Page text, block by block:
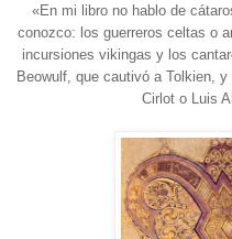
«En mi libro no hablo de
conozco: los guerreros celtas o
incursiones vikingas y los
Beowulf, que cautivó a Tolkien,
Cirlot o Luis